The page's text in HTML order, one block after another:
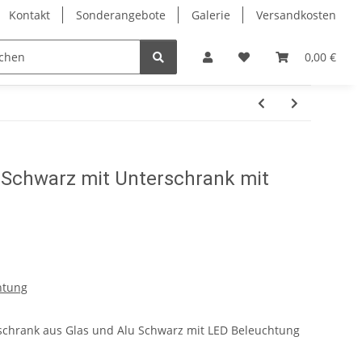
Kontakt Sonderangebote Galerie Versandkosten
0,00 €
Eckvitrinen Hochglanz Design Vitrinen
mit Unterschrank mit
aus Glas und Alu Schwarz mit LED Beleuchtung